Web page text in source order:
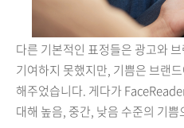
다른 기본적인 표정들은 광고와
기여하지 못했지만, 기쁨은 브랜
해주었습니다. 게다가
대해 높음, 중간, 낮음 수준의 기